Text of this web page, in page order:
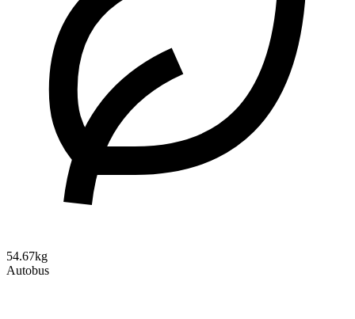
54.67kg
Autobus